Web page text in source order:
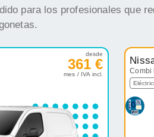
para los profesionales que
desde
361 €
mes / IVA incl. Combi